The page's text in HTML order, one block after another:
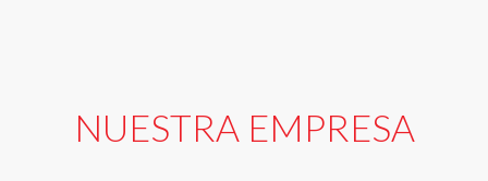
NUESTRA EMPRESA